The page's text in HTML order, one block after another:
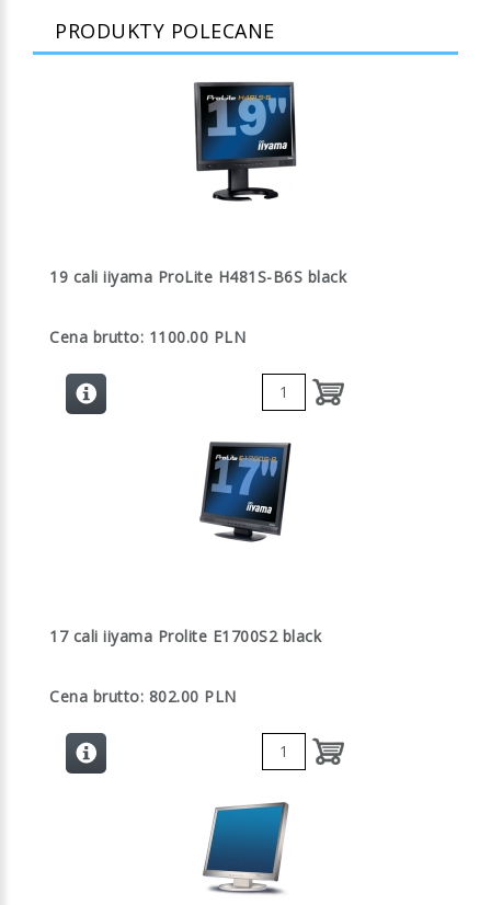
PRODUKTY POLECANE
19 cali iiyama ProLite H481S-B6S black
Cena brutto: 1100.00 PLN
17 cali iiyama Prolite E1700S2 black
Cena brutto: 802.00 PLN